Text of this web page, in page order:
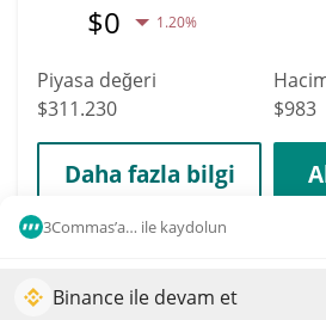
3Commas’a… ile kaydolun
Binance ile devam et
$0 1.20%
Piyasa değeri
$311.230
$983
Daha fazla bilgi
DOYR
Portföyünüzün büyümesini